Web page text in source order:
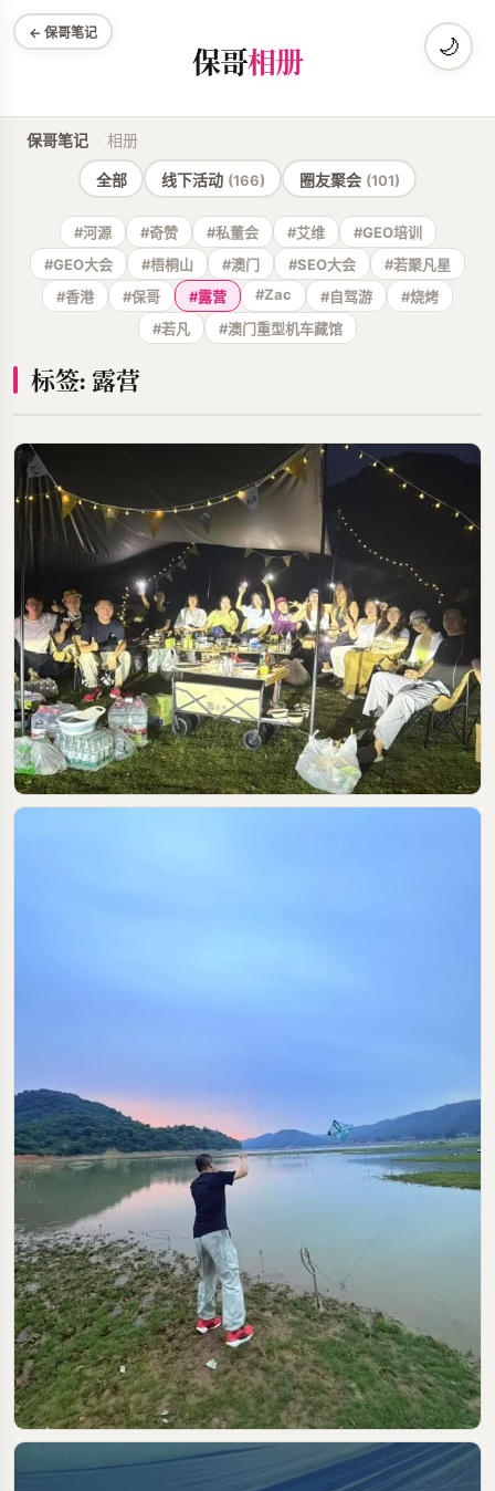
← 保哥笔记
🌙
保哥相册
保哥笔记 相册
全部 线下活动 (166) 圈友聚会 (101)
#河源 #奇赞 #私董会 #艾维
#GEO培训
#GEO大会
#梧桐山 #澳门 #SEO大会
#若聚凡星
#香港
#保哥 #露营 #Zac #自驾游
#烧烤
#若凡
#澳门重型机车藏馆
标签: 露营